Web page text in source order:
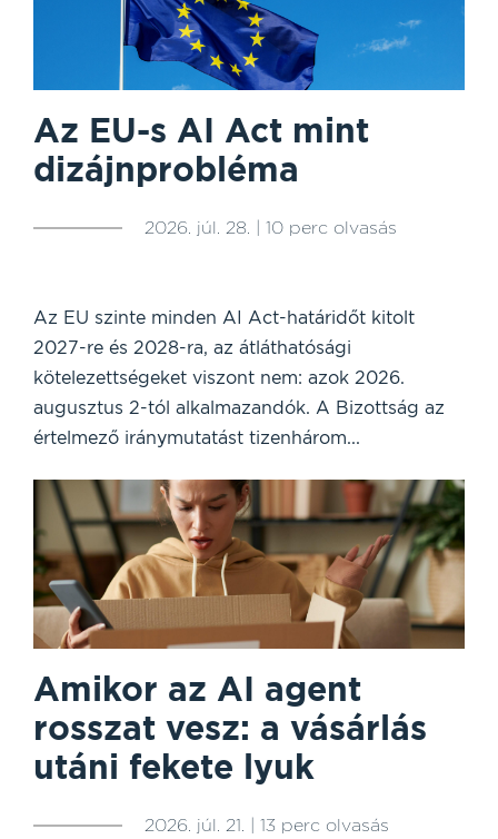
Az EU-s AI Act mint
dizájnprobléma
2026. júl. 28. | 10 perc olvasás
Az EU szinte minden AI Act-határidőt kitolt
2027-re és 2028-ra, az átláthatósági
kötelezettségeket viszont nem: azok 2026.
augusztus 2-tól alkalmazandók. A Bizottság az
értelmező iránymutatást tizenhárom...
Amikor az AI agent
rosszat vesz: a vásárlás
utáni fekete lyuk
2026. júl. 21. | 13 perc olvasás